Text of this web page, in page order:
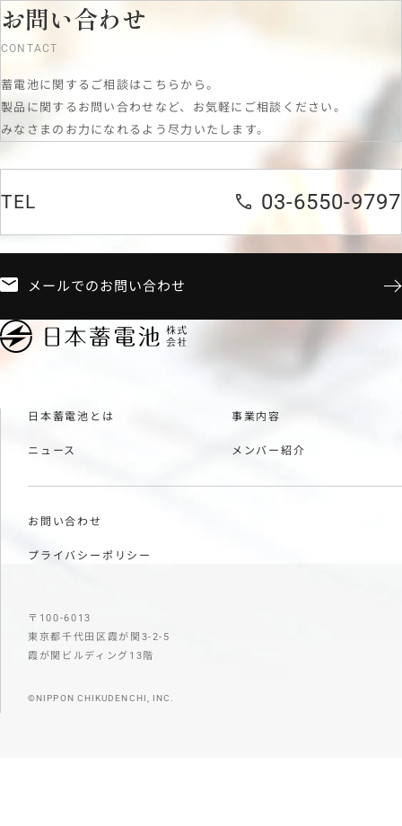
お問い合わせ
CONTACT
蓄電池に関するご相談はこちらから。
製品に関するお問い合わせなど、お気軽にご相談ください。
みなさまのお力になれるよう尽力いたします。
TEL 03-6550-9797
メールでのお問い合わせ
日本蓄電池とは
ニュース
事業内容
メンバー紹介
お問い合わせ
プライバシーポリシー
〒100-6013
東京都千代田区霞が関3-2-5
霞が関ビルディング13階
©NIPPON CHIKUDENCHI, INC.